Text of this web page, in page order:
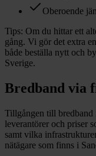
Oberoende
Tips: Om du hittar ett
gång. Vi gör det extra
både beställa nytt och
Sverige.
Bredband via
Tillgången till bredband
leverantörer och priser
samt vilka
nätägare som finns i